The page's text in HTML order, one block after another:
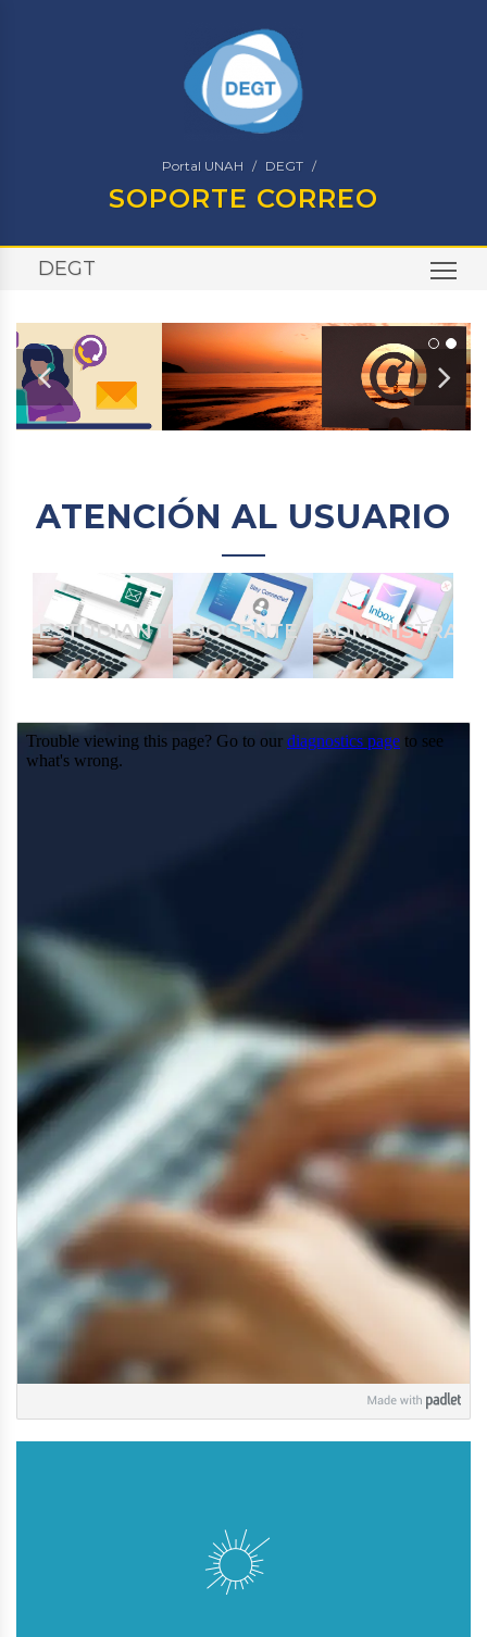
Portal UNAH DEGT
SOPORTE CORREO
DEGT
ATENCIÓN AL USUARIO
ESTUDIANTE DOCENTE